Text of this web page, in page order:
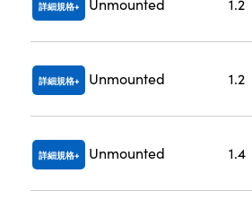
詳細規格 Unmounted 1.2
詳細規格 Unmounted 1.2
詳細規格 Unmounted 1.4